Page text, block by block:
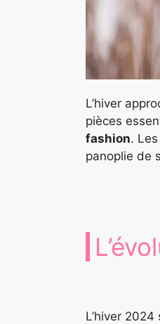
L’hiver
pièces
fashion.
panoplie de
L’hiver